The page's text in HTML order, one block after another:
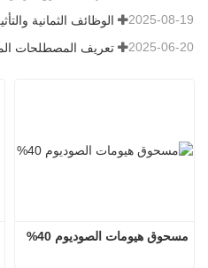
2025-08-19
2025-06-20
مسحوق هيومات الصوديوم 40%